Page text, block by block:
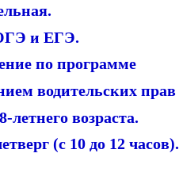
и ЕГЭ.
по программе
водительских прав
возраста.
(с 10 до 12 часов).